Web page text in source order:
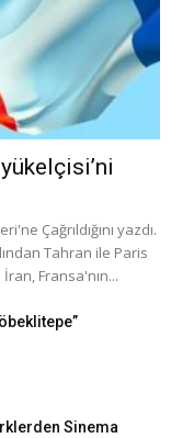
Çağrıldığını yazdı.
Tahran ile Paris
Fransa'nın...
Sinema